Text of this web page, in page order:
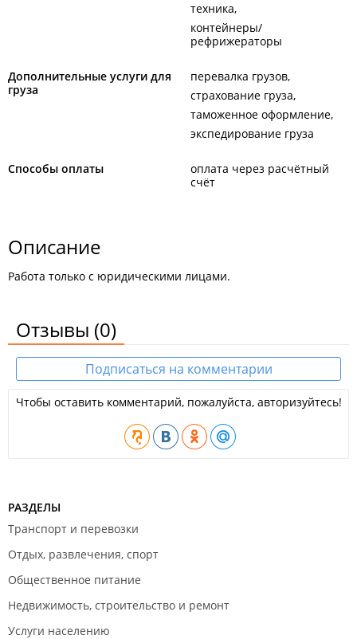
техника
контейнеры/
рефрижераторы
Дополнительные услуги для
груза
перевалка грузов
страхование груза
таможенное оформление
экспедирование груза
Способы оплаты
оплата через расчётный
счёт
Описание
Работа только с юридическими лицами.
Отзывы (0)
Подписаться на комментарии
Чтобы оставить комментарий, пожалуйста, авторизуйтесь!
РАЗДЕЛЫ
Транспорт и перевозки
Отдых, развлечения, спорт
Общественное питание
Недвижимость, строительство и ремонт
Услуги населению